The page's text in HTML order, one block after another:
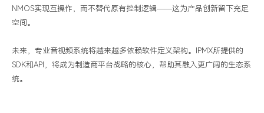
NMOS实现互操作，而不替代原有控制逻辑——这为产品创新留下充足
空间。
未来，专业音视频系统将越来越多依赖软件定义架构。 IPMX所提供的
SDK和API ，将成为制造商平台战略的核心，帮助其融入更广阔的生态系
统。